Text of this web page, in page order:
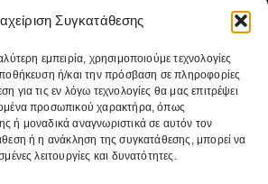
Συγκατάθεσης
εμπειρία, χρησιμοποιούμε τεχνολογίες
ή/και την πρόσβαση σε πληροφορίες
για τις εν λόγω τεχνολογίες θα μας επιτρέψει
προσωπικού χαρακτήρα, όπως
ή μοναδικά αναγνωριστικά σε αυτόν τον
ή η ανάκληση της συγκατάθεσης, μπορεί να
λειτουργίες και δυνατότητες.